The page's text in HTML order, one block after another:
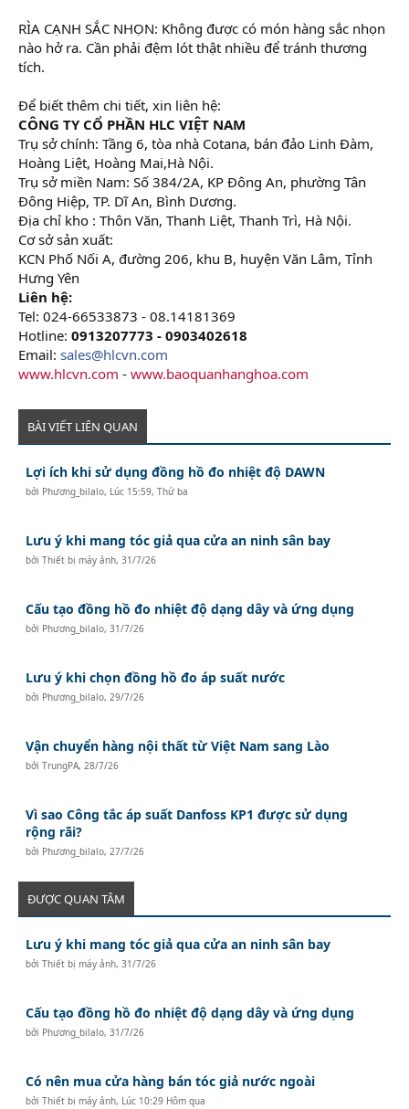
RÌA CẠNH SẮC NHỌN: Không được có món hàng sắc nhọn
nào hở ra. Cần phải đệm lót thật nhiều để tránh thương
tích.
Để biết thêm chi tiết, xin liên hệ:
CÔNG TY CỔ PHẦN HLC VIỆT NAM
Trụ sở chính: Tầng 6, tòa nhà Cotana, bán đảo Linh Đàm,
Hoàng Liệt, Hoàng Mai,Hà Nội.
Trụ sở miền Nam: Số 384/2A, KP Đông An, phường Tân
Đông Hiệp, TP. Dĩ An, Bình Dương.
Địa chỉ kho : Thôn Văn, Thanh Liệt, Thanh Trì, Hà Nội.
Cơ sở sản xuất:
KCN Phố Nối A, đường 206, khu B, huyện Văn Lâm, Tỉnh
Hưng Yên
Liên hệ:
Tel: 024-66533873 - 08.14181369
Hotline: 0913207773 - 0903402618
Email: sales@hlcvn.com
www.hlcvn.com - www.baoquanhanghoa.com
BÀI VIẾT LIÊN QUAN
Lợi ích khi sử dụng đồng hồ đo nhiệt độ DAWN
bởi Phương_bilalo, Lúc 15:59, Thứ ba
Lưu ý khi mang tóc giả qua cửa an ninh sân bay
bởiThiết bị máy ảnh,31/7/26
Cấu tạo đồng hồ đo nhiệt độ dạng dây và ứng dụng
bởi Phương_bilalo,31/7/26
Lưu ý khi chọn đồng hồ đo áp suất nước
bởi Phương_bilalo, 29/7/26
Vận chuyển hàng nội thất từ Việt Nam sang Lào
bởiTrungPA, 28/7/26
Vì sao Công tắc áp suất Danfoss KP1 được sử dụng
rộng rãi?
bởi Phương_bilalo, 27/7/26
ĐƯỢC QUAN TÂM
Lưu ý khi mang tóc giả qua cửa an ninh sân bay
bởiThiết bị máy ảnh,31/7/26
Cấu tạo đồng hồ đo nhiệt độ dạng dây và ứng dụng
bởi Phương_bilalo,31/7/26
Có nên mua cửa hàng bán tóc giả nước ngoài
bởiThiết bị máy ảnh, Lúc 10:29 Hôm qua